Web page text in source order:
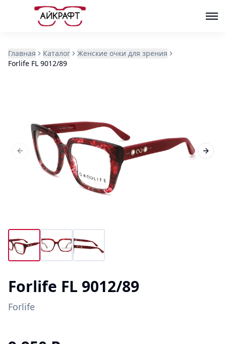
Главная Каталог
Женские очки для зрения
Forlife FL 9012/89
Previous slide Next
Forlife FL 9012/89
Forlife